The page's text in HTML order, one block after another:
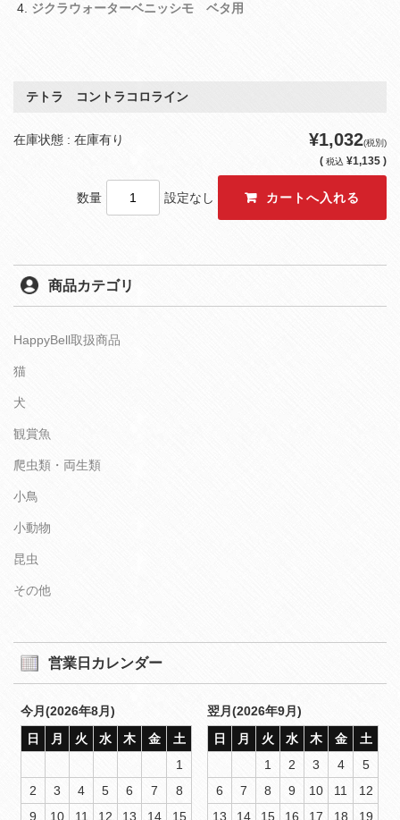
ジクラウォーターベニッシモ ベタ用
テトラ コントラコロライン
在庫状態 : 在庫有り ¥1,032(税別)
( 税込 ¥1,135 )
数量 設定なし
商品カテゴリ
HappyBell取扱商品
猫
犬
観賞魚
爬虫類・両生類
小鳥
小動物
昆虫
その他
営業日カレンダー
今月(2026年8月)
日
月 火 水 木 金
土
1
2
3 4 5 6 7
8
9
10 11 12 13 14
15
翌月(2026年9月)
日
月 火 水 木 金
土
1
2 3 4
5
6
7 8 9 10 11
12
13
14 15 16 17 18
19